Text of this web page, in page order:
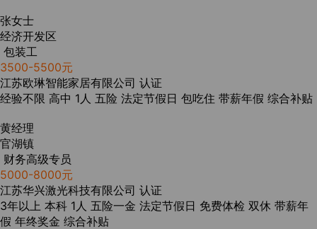
张女士
经济开发区
包装工
3500-5500元
江苏欧琳智能家居有限公司 认证
经验不限 高中 1人 五险 法定节假日 包吃住 带薪年假 综合补贴
黄经理
官湖镇
财务高级专员
5000-8000元
江苏华兴激光科技有限公司 认证
3年以上 本科 1人 五险一金 法定节假日 免费体检 双休 带薪年
假 年终奖金 综合补贴